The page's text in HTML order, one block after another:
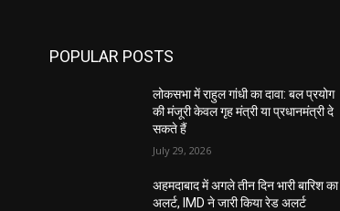
POPULAR POSTS
लोकसभा में राहुल गांधी का दावा: बल प्रयोग
की मंजूरी केवल गृह मंत्री या प्रधानमंत्री दे
सकते हैं
July 29, 2026
अहमदाबाद में अगले तीन दिन भारी बारिश का
अलर्ट, IMD ने जारी किया रेड अलर्ट